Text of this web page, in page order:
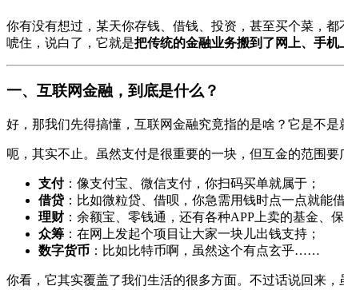
你有没有想过，某天你存钱、借钱、投资，甚至买个菜，
唬住，说白了，它就是把传统的金融业务搬到了网上、手机
一、互联网金融，到底是什么？
好，那我们先得搞懂，互联网金融究竟指的是啥？它是不是
呃，其实不止。虽然支付是很重要的一块，但互金的范围要
支付：像支付宝、微信支付，你扫码买单就属于；
借贷 ：比如微粒贷、借呗，你急需用钱时点一点就能借
理财 ：余额宝、零钱通，还有各种APP上卖的基金、保
众筹 ：在网上发起个项目让大家一块儿出钱支持；
数字货币 ：比如比特币啊，虽然这个有点玄乎……
你看，它其实覆盖了我们生活的很多方面。不过话说回来